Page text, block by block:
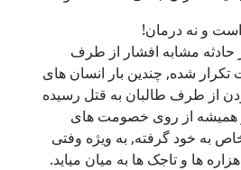
و نه درمان!
حادثه مشابه افشار از طرف
تکرار شده, چندین بار انسان های
از طرف طالبان به قتل رسیده
همیشه از روی خصومت های
به خود گرفته, به ویژه وفتی
ها و تاجک ها به میان میاید.